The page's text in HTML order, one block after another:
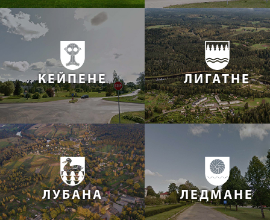
КЕЙПЕНЕ ЛИГАТНЕ
ЛУБАНА ЛЕДМАНЕ